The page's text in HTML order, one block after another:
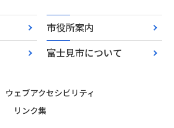
市役所案内
富士見市について
ウェブアクセシビリティ
リンク集